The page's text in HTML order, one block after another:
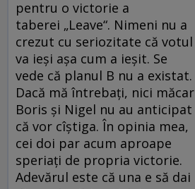
pentru o victorie a
taberei „Leave“. Nimeni nu a
crezut cu seriozitate că votul
va ieși așa cum a ieșit. Se
vede că planul B nu a existat.
Dacă mă întrebați, nici măcar
Boris și Nigel nu au anticipat
că vor cîștiga. În opinia mea,
cei doi par acum aproape
speriați de propria victorie.
Adevărul este că una e să dai